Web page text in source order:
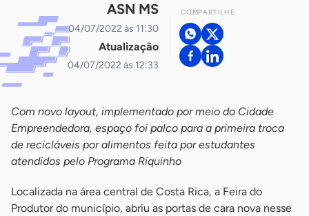
ASN MS
04/07/2022 às 11:30
Atualização
04/07/2022 às 12:33
COMPARTILHE
Com novo layout, implementado por meio do Cidade
Empreendedora, espaço foi palco para a primeira troca
de recicláveis por alimentos feita por estudantes
atendidos pelo Programa Riquinho
Localizada na área central de Costa Rica, a Feira do
Produtor do município, abriu as portas de cara nova nesse